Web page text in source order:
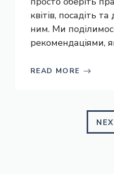
квітів, посадіть
ним. Ми
рекомендаціями,
READ MORE